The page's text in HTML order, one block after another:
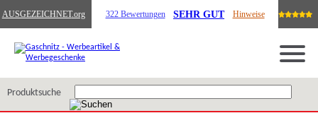
AUSGEZEICHNET.org 322 Bewertungen SEHR GUT Hinweise
Produktsuche